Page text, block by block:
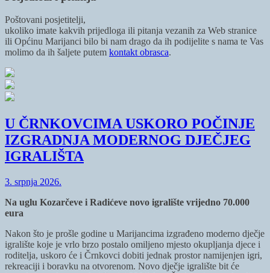
Poštovani posjetitelji,
ukoliko imate kakvih prijedloga ili pitanja vezanih za Web stranice
ili Općinu Marijanci bilo bi nam drago da ih podijelite s nama te Vas
molimo da ih šaljete putem kontakt obrasca.
U ČRNKOVCIMA USKORO POČINJE
IZGRADNJA MODERNOG DJEČJEG
IGRALIŠTA
3. srpnja 2026.
Na uglu Kozarčeve i Radićeve novo igralište vrijedno 70.000
eura
Nakon što je prošle godine u Marijancima izgrađeno moderno dječje
igralište koje je vrlo brzo postalo omiljeno mjesto okupljanja djece i
roditelja, uskoro će i Črnkovci dobiti jednak prostor namijenjen igri,
rekreaciji i boravku na otvorenom. Novo dječje igralište bit će